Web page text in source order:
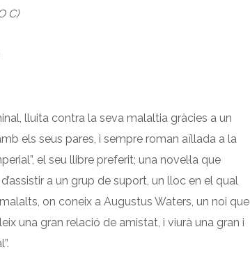
C)
lluita contra la seva malaltia gràcies a un
els seus pares, i sempre roman aïllada a la
el seu llibre preferit; una novel·la que
a un grup de suport, un lloc en el qual
on coneix a Augustus Waters, un noi que
una gran relació de amistat, i viurà una gran i